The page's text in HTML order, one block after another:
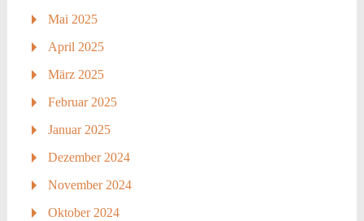
Mai 2025
April 2025
März 2025
Februar 2025
Januar 2025
Dezember 2024
November 2024
Oktober 2024